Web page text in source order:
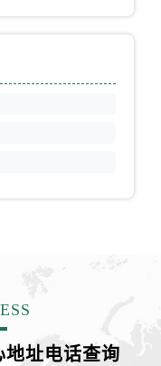
安徽省黄山市屯溪区黄山西路售后服务中心（需提前预约）
福建省龙岩市新罗区九一南路售后服务中心（需提前预约）
江苏省常州市新北区龙锦路1590号现代传媒中心5号楼10层1008室售后服务中心（需提前预约）
地址电话查询